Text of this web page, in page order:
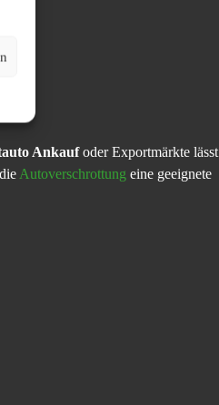
Ankaufoder Exportmärkte lässt
Autoverschrottung eine geeignete